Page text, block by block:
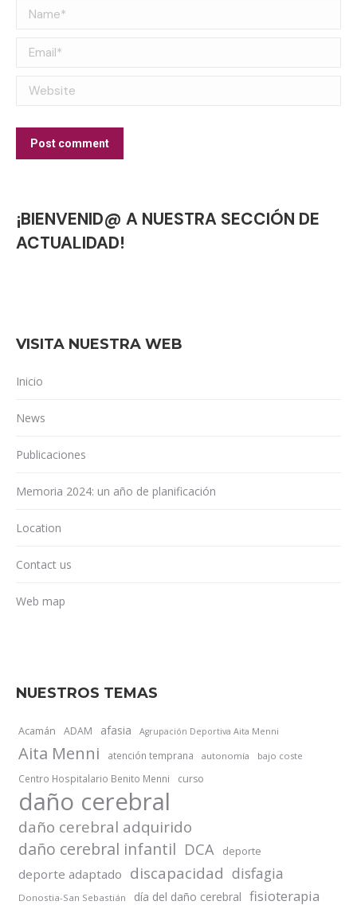
Name *
Email *
Website
Post comment
¡BIENVENID@ A NUESTRA SECCIÓN DE
ACTUALIDAD!
VISITA NUESTRA WEB
Inicio
News
Publicaciones
Memoria 2024: un año de planificación
Location
Contact us
Web map
NUESTROS TEMAS
Acamán ADAM afasia Agrupación Deportiva Aita Menni
Aita Menni atención temprana autonomía bajo coste
Centro Hospitalario Benito Menni curso
daño cerebral
daño cerebral adquirido
daño cerebral infantil DCA deporte
deporte adaptado discapacidad disfagia
Donostia-San Sebastián día del daño cerebral fisioterapia